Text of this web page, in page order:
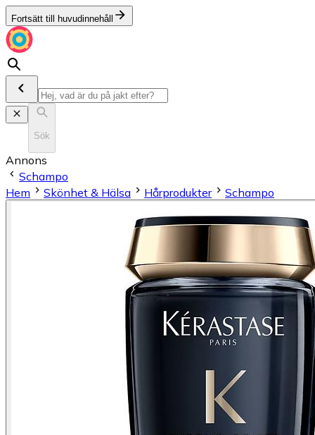
Fortsätt till huvudinnehåll
Sök
Annons
Schampo
Hem
Skönhet & Hälsa Hårprodukter Schampo